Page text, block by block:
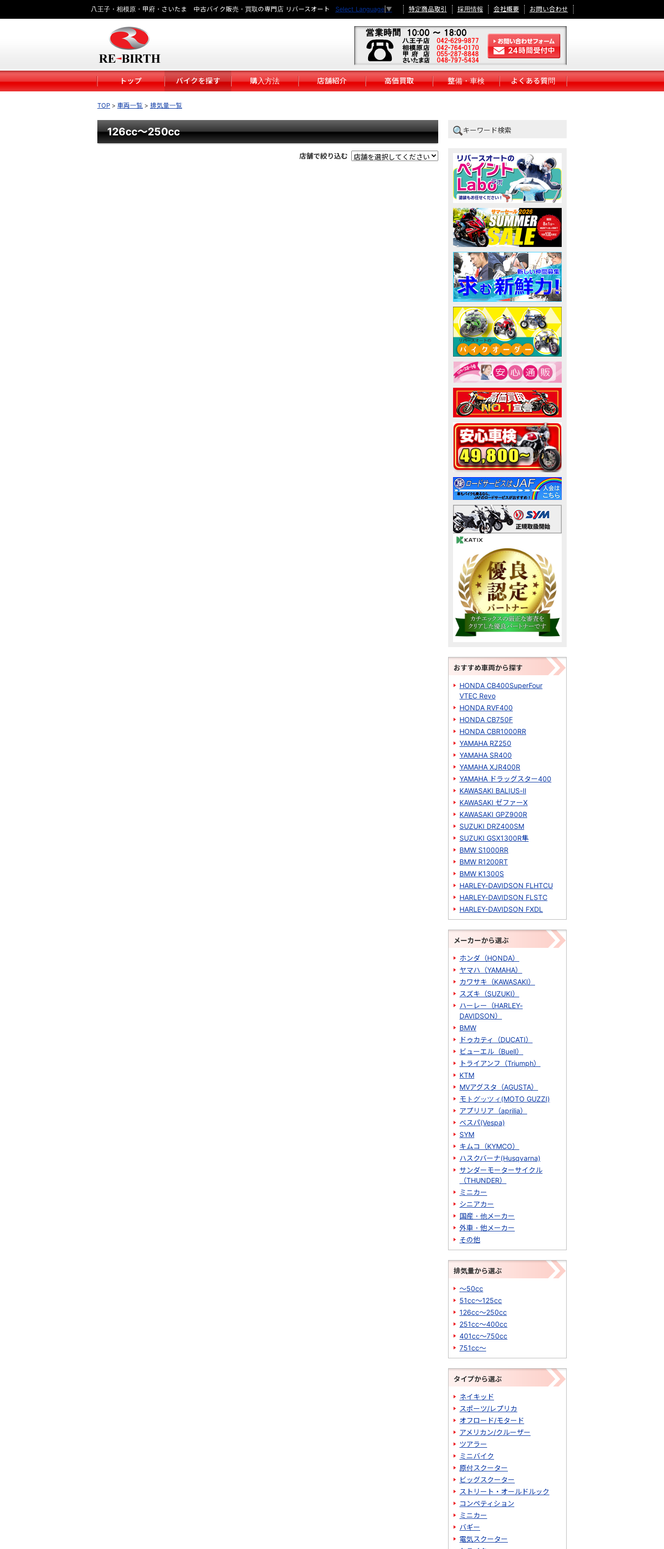
八王子・相模原・甲府・さいたま 中古バイク販売・買取の専門店 リバースオート Select Language ▼ 特定商品取引 採用情報 会社概要 お問い合わせ
トップ バイクを探す 購入方法 店舗紹介 高価買取 整備・車検 よくある質問
TOP 車両一覧 排気量一覧
126cc～250cc
店舗で絞り込む
キーワード検索
おすすめ車両から探す
HONDA CB400SuperFour
VTEC Revo
HONDA RVF400
HONDA CB750F
HONDA CBR1000RR
YAMAHA RZ250
YAMAHA SR400
YAMAHA XJR400R
YAMAHA ドラッグスター400
KAWASAKI BALIUS-Ⅱ
KAWASAKI ゼファーΧ
KAWASAKI GPZ900R
SUZUKI DRZ400SM
SUZUKI GSX1300R隼
BMW S1000RR
BMW R1200RT
BMW K1300S
HARLEY-DAVIDSON FLHTCU
HARLEY-DAVIDSON FLSTC
HARLEY-DAVIDSON FXDL
メーカーから選ぶ
ホンダ（HONDA）
ヤマハ（YAMAHA）
カワサキ（KAWASAKI）
スズキ（SUZUKI）
ハーレー（HARLEY-
DAVIDSON）
BMW
ドゥカティ（DUCATI）
ビューエル（Buell）
トライアンフ（Triumph）
KTM
MVアグスタ（AGUSTA）
モトグッツィ(MOTO GUZZI)
アプリリア（aprilia）
ベスパ(Vespa)
SYM
キムコ（KYMCO）
ハスクバーナ(Husqvarna)
サンダーモーターサイクル
（THUNDER）
ミニカー
シニアカー
国産・他メーカー
外車・他メーカー
その他
排気量から選ぶ
～50cc
51cc～125cc
126cc～250cc
251cc～400cc
401cc～750cc
751cc～
タイプから選ぶ
ネイキッド
スポーツ/レプリカ
オフロード/モタード
アメリカン/クルーザー
ツアラー
ミニバイク
原付スクーター
ビッグスクーター
ストリート・オールドルック
コンペティション
ミニカー
バギー
電気スクーター